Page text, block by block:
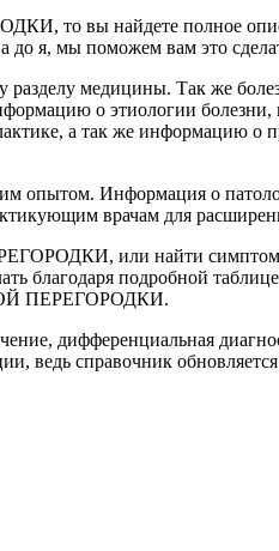
вы найдете полное
поможем вам это сделать.
разделу медицины.
о этиологии
а так же
опытом. Информация о
врачам для
или найти
подробной таблице
ПЕРЕГОРОДКИ.
дифференциальная
ведь справочник